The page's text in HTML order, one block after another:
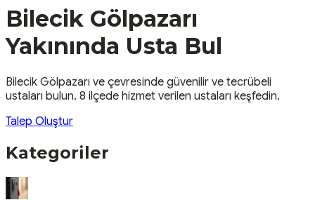
Bilecik Gölpazarı
Yakınında Usta Bul
Bilecik Gölpazarı ve çevresinde güvenilir ve tecrübeli
ustaları bulun. 8 ilçede hizmet verilen ustaları keşfedin.
Talep Oluştur
Kategoriler